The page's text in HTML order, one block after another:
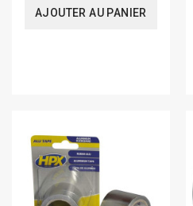
AJOUTER AU PANIER